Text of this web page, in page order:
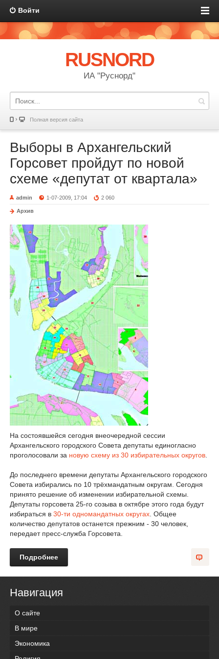
Войти
RUSNORD
ИА "Руснорд"
Полная версия сайта
Выборы в Архангельский
Горсовет пройдут по новой
схеме «депутат от квартала»
admin 1-07-2009, 17:04 2 060
Архив
На состоявшейся сегодня внеочередной сессии
Архангельского городского Совета депутаты единогласно
проголосовали за новую схему из 30 избирательных округов
До последнего времени депутаты Архангельского городского
Совета избирались по 10 трёхмандатным округам. Сегодня
принято решение об изменении избирательной схемы.
Депутаты горсовета 25-го созыва в октябре этого года будут
избираться в 30-ти одномандатных округах . Общее
количество депутатов останется прежним - 30 человек,
передает пресс-служба Горсовета.
Подробнее
Навигация
О сайте
В мире
Экономика